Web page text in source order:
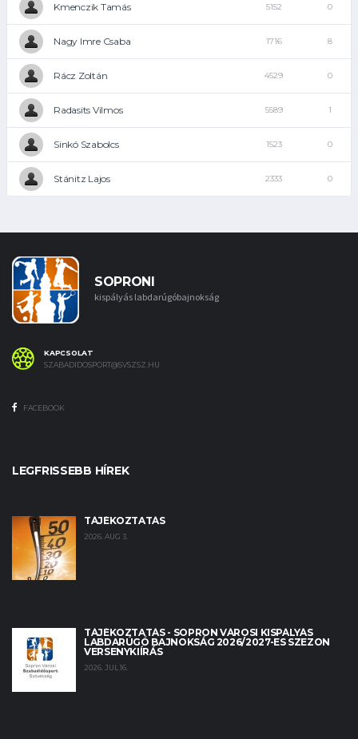
Kmenczik Tamás 5152 0
Nagy Imre Csaba 1716 8
Rácz Zoltán 4529 0
Radasits Vilmos 5589 1
Sinkó Szabolcs 1523 0
Stánitz Lajos 2333 0
SOPRONI
kispályás labdarúgóbajnokság
KAPCSOLAT
SZABADIDOSPORT@SVSZSZ.HU
FACEBOOK
LEGFRISSEBB HÍREK
TÁJÉKOZTATÁS
2026. AUG 3.
TÁJÉKOZTATÁS - SOPRON VÁROSI KISPÁLYÁS
LABDARÚGÓ BAJNOKSÁG 2026/2027-ES SZEZON
VERSENYKIÍRÁS
2026. JUL 16.